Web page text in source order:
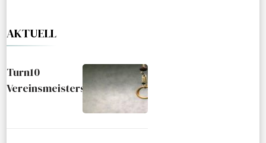
AKTUELL
Turn10
Vereinsmeisterschaft